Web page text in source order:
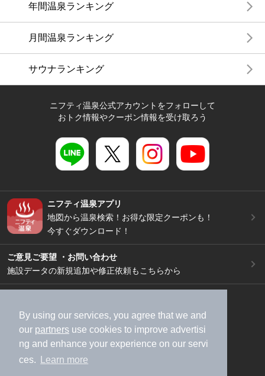
By using our services, you agree that we and
our partners use cookies to improve advertisi
ng and enhance your experience on our servi
ces.
Learn more
年間温泉ランキング
月間温泉ランキング
サウナランキング
ニフティ温泉公式アカウントをフォローして
おトク情報やクーポン情報を受け取ろう
ニフティ温泉アプリ
地図から温泉検索！お得な限定クーポンも！
今すぐダウンロード！
ご意見ご要望 ・お問い合わせ
施設データの新規追加や修正依頼もこちらから
加盟店募集（資料請求）
広告出稿のご案内
利用規約
ライフスタイルMEMBERS+規約
特定商取引法に基づく表記
ヘルプ
採用情報
運営会社